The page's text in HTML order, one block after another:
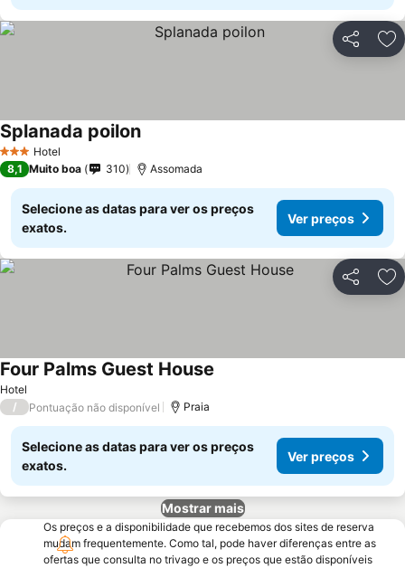
Partilhar
3 EstrelasHotel
Splanada poilon
8,1 Muito boa 310 Assomada
Selecione as datas para ver os preços
exatos.
Ver preços
Partilhar
Hotel
Four Palms Guest House
/ Pontuação não disponível Praia
Selecione as datas para ver os preços
exatos.
Ver preços
Mostrar mais
Os preços e a disponibilidade que recebemos dos sites de reserva
mudam frequentemente. Como tal, pode haver diferenças entre as
ofertas que consulta no trivago e os preços que estão disponíveis